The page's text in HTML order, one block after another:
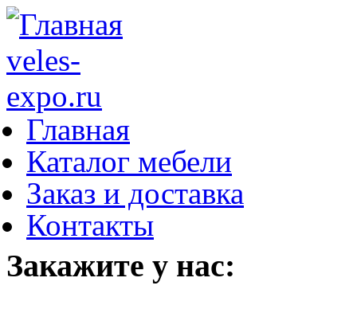
Главная
Каталог мебели
Заказ и доставка
Контакты
Закажите у нас: